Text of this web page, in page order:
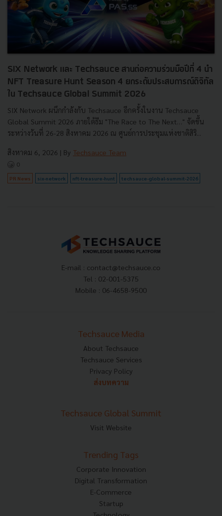
SIX Network และ Techsauce สานต่อความร่วมมือปีที่ 4 นำ
NFT Treasure Hunt Season 4 ยกระดับประสบการณ์ดิจิทัล
ใน Techsauce Global Summit 2026
SIX Network ผนึกกำลังกับ Techsauce อีกครั้งในงาน Techsauce
Global Summit 2026 ภายใต้ธีม "The Race to The Next…" จัดขึ้น
ระหว่างวันที่ 26-28 สิงหาคม 2026 ณ ศูนย์การประชุมแห่งชาติสิริ...
สิงหาคม 6, 2026 | By Techsauce Team
0
PR News six-network nft-treasure-hunt techsauce-global-summit-2026
E-mail : contact@techsauce.co
Tel : 02-001-5375
Mobile : 06-4658-9500
Techsauce Media
About Techsauce
Techsauce Services
Privacy Policy
ส่งบทความ
Techsauce Global Summit
Visit Website
Trending Tags
Corporate Innovation
Digital Transformation
E-Commerce
Startup